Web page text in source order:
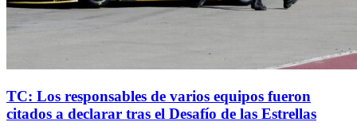
TC: Los responsables de varios equipos fueron
citados a declarar tras el Desafío de las Estrellas